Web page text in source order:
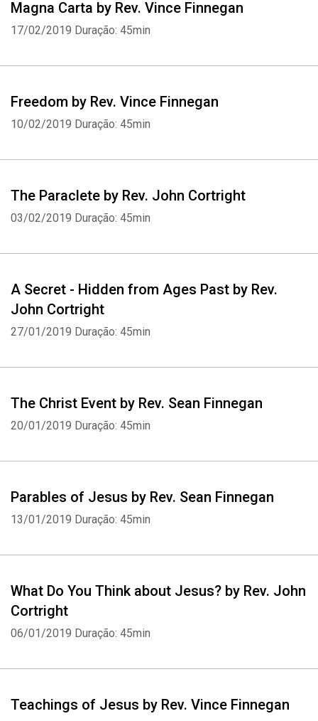
Magna Carta by Rev. Vince Finnegan
17/02/2019 Duração: 45min
Freedom by Rev. Vince Finnegan
10/02/2019 Duração: 45min
The Paraclete by Rev. John Cortright
03/02/2019 Duração: 45min
A Secret - Hidden from Ages Past by Rev.
John Cortright
27/01/2019 Duração: 45min
The Christ Event by Rev. Sean Finnegan
20/01/2019 Duração: 45min
Parables of Jesus by Rev. Sean Finnegan
13/01/2019 Duração: 45min
What Do You Think about Jesus? by Rev. John
Cortright
06/01/2019 Duração: 45min
Teachings of Jesus by Rev. Vince Finnegan